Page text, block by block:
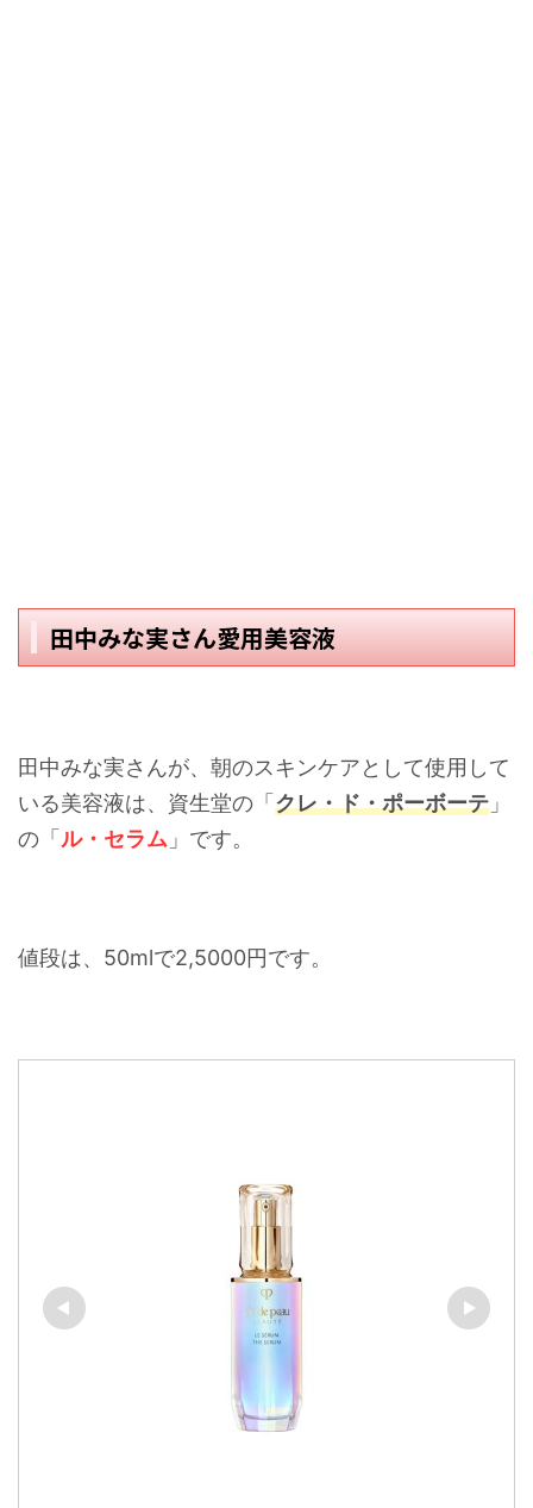
田中みな実さん愛用美容液
田中みな実さんが、朝のスキンケアとして使用して
いる美容液は、資生堂の「クレ・ド・ポーボーテ 」
の「ル・セラム 」です。
値段は、50mlで2,5000円です。